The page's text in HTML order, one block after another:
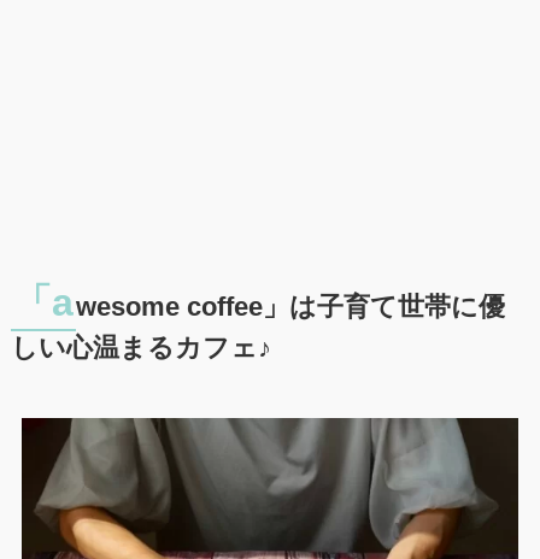
「awesome coffee」は子育て世帯に優
しい心温まるカフェ♪